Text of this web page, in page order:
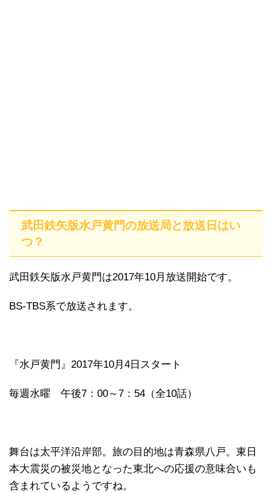
武田鉄矢版水戸黄門の放送局と放送日はい
つ？
武田鉄矢版水戸黄門は2017年10月放送開始です。
BS-TBS系で放送されます。
『水戸黄門』2017年10月4日スタート
毎週水曜 午後7：00～7：54（全10話）
舞台は太平洋沿岸部。旅の目的地は青森県八戸。東日
本大震災の被災地となった東北への応援の意味合いも
含まれているようですね。